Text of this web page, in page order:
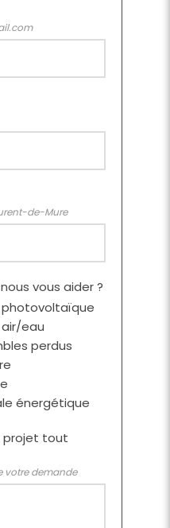
de-Mure
vous aider ?
photovoltaïque
eau
perdus
énergétique
projet tout
votre demande